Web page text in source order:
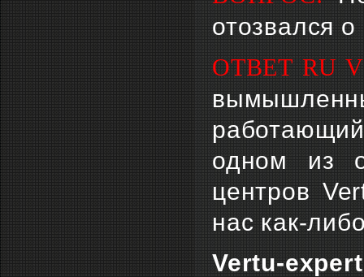
отозвался о
ОТВЕТ RU
одном из
центров
нас как-
Vertu-